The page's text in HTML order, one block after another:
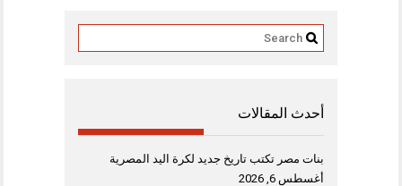
أحدث المقالات
بنات مصر تكتب تاريخ جديد لكرة اليد المصرية
أغسطس 6, 2026